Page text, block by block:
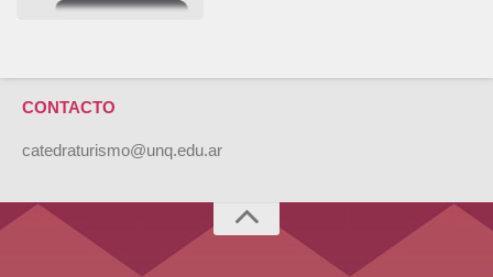
CONTACTO
catedraturismo@unq.edu.ar